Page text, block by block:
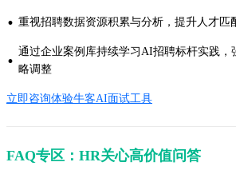
· 重视招聘数据资源积累与分析，提升人才匹
· 通过企业案例库持续学习AI招聘标杆实践，
略调整
立即咨询体验牛客AI面试工具
FAQ专区：HR关心高价值问答